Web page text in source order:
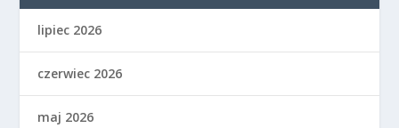
lipiec 2026
czerwiec 2026
maj 2026